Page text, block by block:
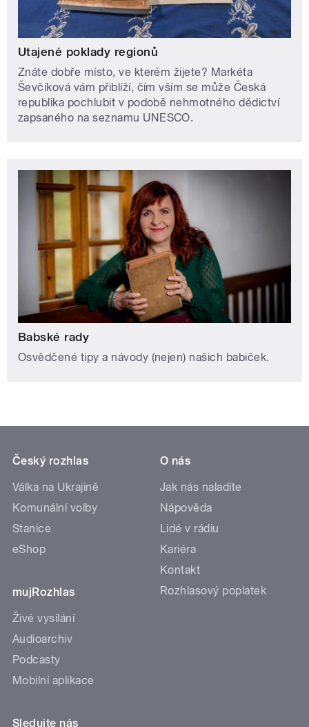
Utajené poklady regionů
Znáte dobře místo, ve kterém žijete? Markéta
Ševčíková vám přiblíží, čím vším se může Česká
republika pochlubit v podobě nehmotného dědictví
zapsaného na seznamu UNESCO.
Babské rady
Osvědčené tipy a návody (nejen) našich babiček.
Český rozhlas
Válka na Ukrajině
Komunální volby
Stanice
eShop
mujRozhlas
Živé vysílání
Audioarchiv
Podcasty
Mobilní aplikace
O nás
Jak nás naladíte
Nápověda
Lidé v rádiu
Kariéra
Kontakt
Rozhlasový poplatek
Sledujte nás